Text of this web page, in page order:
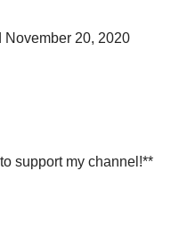
November 20, 2020
support my channel!**